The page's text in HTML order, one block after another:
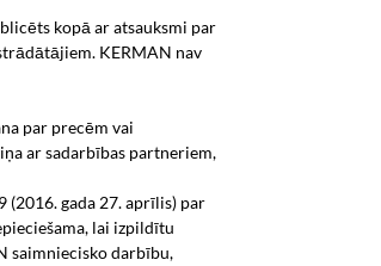
kopā ar atsauksmi par
KERMAN nav
par precēm vai
ar sadarbības partneriem,
(2016. gada 27. aprīlis) par
lai izpildītu
saimniecisko darbību,